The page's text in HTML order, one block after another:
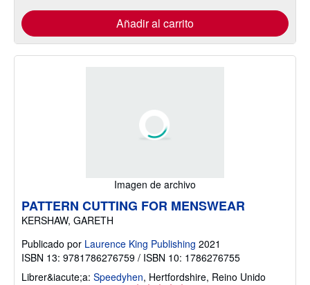
Añadir al carrito
Imagen de archivo
PATTERN CUTTING FOR MENSWEAR
KERSHAW, GARETH
Publicado por Laurence King Publishing 2021
ISBN 13: 9781786276759 / ISBN 10: 1786276755
Librer&iacute;a: Speedyhen, Hertfordshire, Reino Unido